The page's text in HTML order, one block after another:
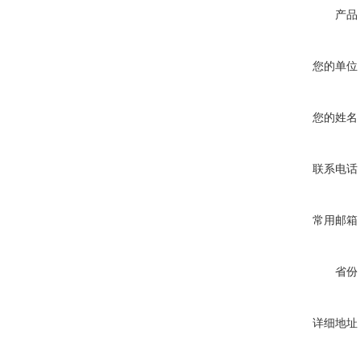
产品
您的单位
您的姓名
联系电话
常用邮箱
省份
详细地址